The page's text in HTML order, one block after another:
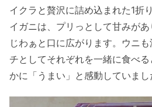
イクラと贅沢に詰め込まれた1折
イガニは、プリっとして甘みが
じわぁと口に広がります。ウニ
チとしてそれぞれを一緒に食べ
かに「うまい」と感動していまし